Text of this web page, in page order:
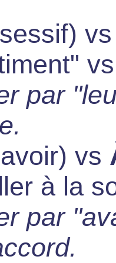
par
vs
à la
par